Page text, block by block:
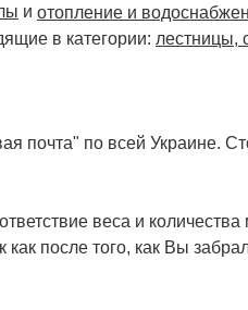
и отопление и
в категории: лестницы,
почта" по всей Украине.
веса и
после того, как Вы